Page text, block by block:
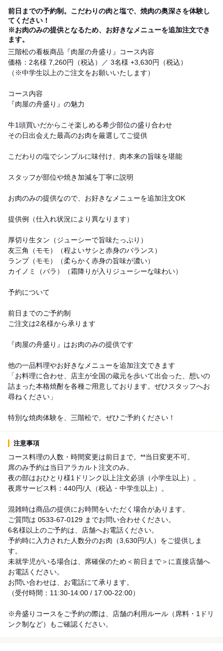
前日までの予約制。こだわりの肉と塩で、焼肉の奥深さを体験し
てください！
※お肉のみの提供となるため、お好きなメニューを追加注文でき
ます。
三階松の看板商品『肉屋の舟盛り』コース内容
価格：2名様 7,260円（税込）／ 3名様 +3,630円（税込）
（※中学生以上のご注文をお願いいたします）
コース内容
『肉屋の舟盛り』の魅力
牛1頭買いだからこそ楽しめる希少部位の盛り合わせ
その日出会えた最高のお肉を厳選してご提供
こだわりの塩でシンプルに味付け、肉本来の旨味を堪能
スタッフが部位や焼き加減を丁寧に説明
お肉のみの提供なので、お好きなメニューを追加注文OK
提供例（仕入れ状況により異なります）
厚切り生タン（ジューシーで旨味たっぷり）
友三角（モモ）（程よいサシと赤身のバランス）
ランプ（モモ）（柔らかく赤身の旨味が濃い）
カイノミ（バラ）（霜降りが入りジューシーな味わい）
予約について
前日までのご予約制
ご注文は2名様から承ります
『肉屋の舟盛り』はお肉のみの提供です
他の一品料理やお好きなメニューを追加注文できます
「お料理に合わせ、店主が全国の蔵元を歩いて出会った、想いの
詰まった本格焼酎を各種ご用意しております。ぜひスタッフへお
尋ねください」
特別な焼肉体験を、三階松で。ぜひご予約ください！
注意事項
コース料理の人数・時間変更は前日まで。**当日変更不可。
席のみ予約は当日アラカルト注文のみ。
夜の部はおひとり様1ドリンク以上注文必須（小学生以上）。
夜席サービス料：440円/人（税込・中学生以上）。
混雑時は商品の提供にお時間をいただく場合があります。
ご質問は 0533-67-0129 までお問い合わせください。
6名様以上のご予約は、店舗へお電話ください。
予約時に入力された人数分のお肉（3,630円/人）をご提供しま
す。
未就学児がいる場合は、席確保のため＜前日まで＞に直接店舗へ
お電話ください。
お問い合わせは、お電話にて承ります。
（受付時間：11:30-14:00 / 17:00-22:00）
※舟盛りコースをご予約の際は、店舗の利用ルール（席料・1ドリ
ンク制など）もご確認ください。